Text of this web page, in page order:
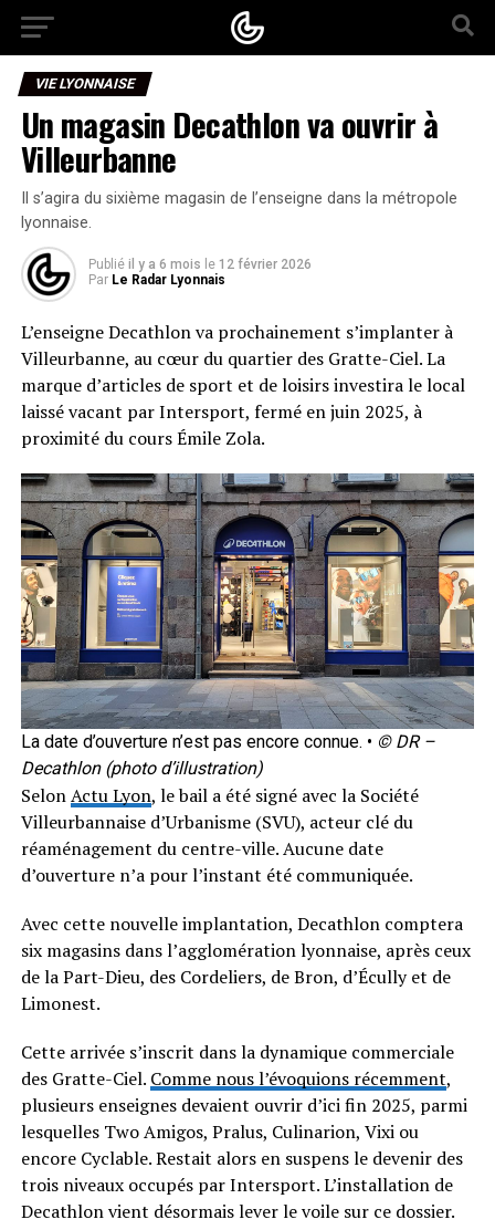
VIE LYONNAISE
Un magasin Decathlon va ouvrir à
Villeurbanne
Il s’agira du sixième magasin de l’enseigne dans la métropole
lyonnaise.
Publié il y a 6 mois le 12 février 2026
Par Le Radar Lyonnais
L’enseigne Decathlon va prochainement s’implanter à
Villeurbanne, au cœur du quartier des Gratte-Ciel. La
marque d’articles de sport et de loisirs investira le local
laissé vacant par Intersport, fermé en juin 2025, à
proximité du cours Émile Zola.
La date d’ouverture n’est pas encore connue. • © DR –
Decathlon (photo d’illustration)
SelonActu Lyon, le bail a été signé avec la Société
Villeurbannaise d’Urbanisme (SVU), acteur clé du
réaménagement du centre-ville. Aucune date
d’ouverture n’a pour l’instant été communiquée.
Avec cette nouvelle implantation, Decathlon comptera
six magasins dans l’agglomération lyonnaise, après ceux
de la Part-Dieu, des Cordeliers, de Bron, d’Écully et de
Limonest.
Cette arrivée s’inscrit dans la dynamique commerciale
des Gratte-Ciel. Comme nous l’évoquions récemment,
plusieurs enseignes devaient ouvrir d’ici fin 2025, parmi
lesquelles Two Amigos, Pralus, Culinarion, Vixi ou
encore Cyclable. Restait alors en suspens le devenir des
trois niveaux occupés par Intersport. L’installation de
Decathlon vient désormais lever le voile sur ce dossier.